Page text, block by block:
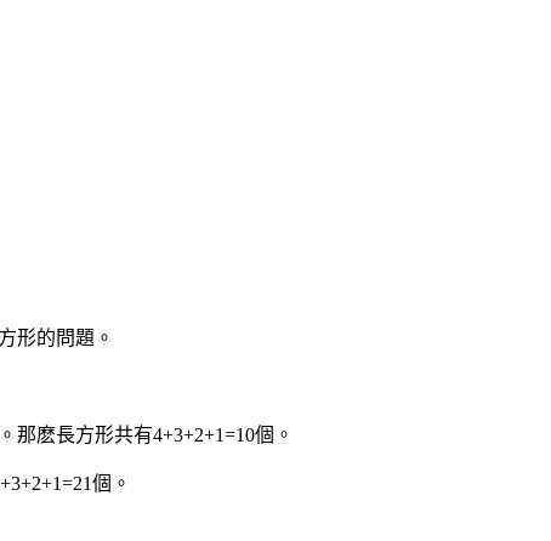
形的問題。
麽長方形共有4+3+2+1=10個。
個。